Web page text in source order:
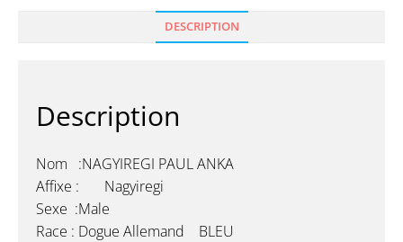
DESCRIPTION
Description
Nom :NAGYIREGI PAUL ANKA
Affixe : Nagyiregi
Sexe :Male
Race : Dogue Allemand BLEU